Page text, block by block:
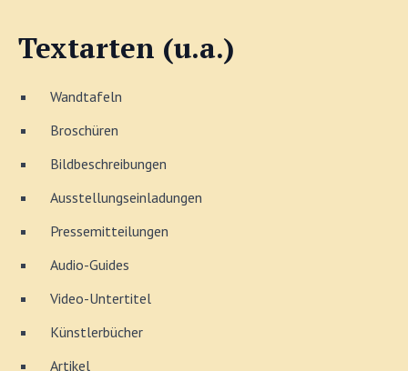
Textarten (u.a.)
Wandtafeln
Broschüren
Bildbeschreibungen
Ausstellungseinladungen
Pressemitteilungen
Audio-Guides
Video-Untertitel
Künstlerbücher
Artikel